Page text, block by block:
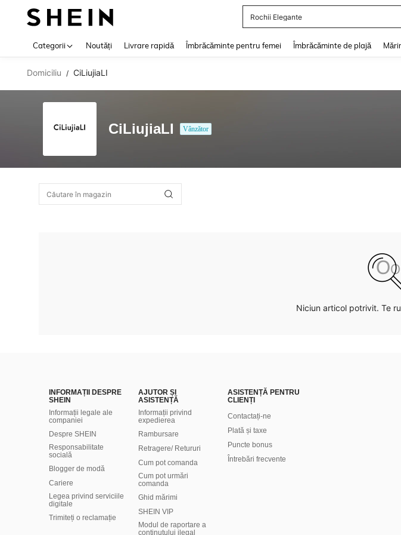
Rochii Elegante
Categorii Noutăți Livrare rapidă Îmbrăcăminte pentru femei Îmbrăcăminte de plajă
Domiciliu / CiLiujiaLI
CiLiujiaLI Vânzător
Niciun articol potrivit. Te
INFORMAȚII DESPRE
SHEIN
Informații legale ale
companiei
Despre SHEIN
Responsabilitate
socială
Blogger de modă
Cariere
Legea privind serviciile
digitale
Trimiteți o reclamație
AJUTOR ȘI
ASISTENȚĂ
Informații privind
expedierea
Rambursare
Retragere/ Retururi
Cum pot comanda
Cum pot urmări
comanda
Ghid mărimi
SHEIN VIP
Modul de raportare a
conținutului ilegal
ASISTENȚĂ PENTRU
CLIENȚI
Contactați-ne
Plată și taxe
Puncte bonus
Întrebări frecvente